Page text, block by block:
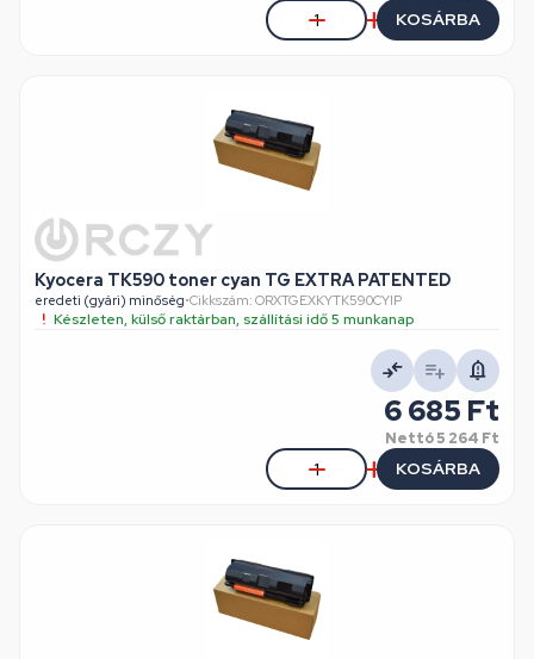
KOSÁRBA
Kyocera TK590 toner cyan TG EXTRA PATENTED
eredeti (gyári) minőség•Cikkszám: ORXTGEXKYTK590CYIP
Készleten, külső raktárban, szállítási idő 5 munkanap
6 685 Ft
Nettó5 264 Ft
KOSÁRBA